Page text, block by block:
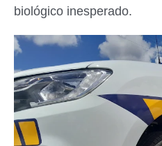
biológico inesperado.